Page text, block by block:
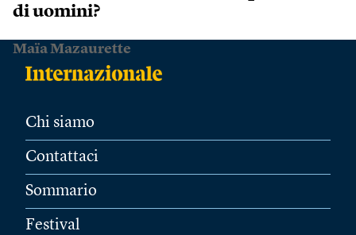
di uomini?
Maïa Mazaurette
Chi siamo
Contattaci
Sommario
Festival